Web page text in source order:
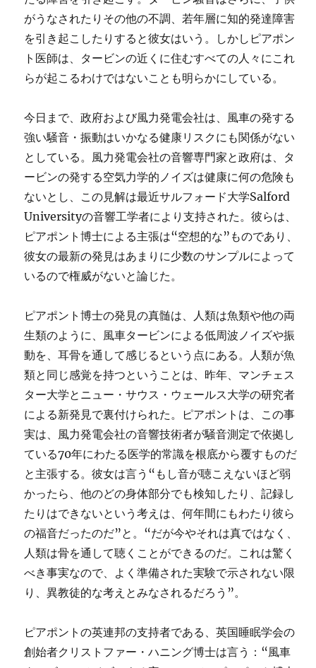
がうなされたりその他の不調、若年層に知的発達障害
を引き起こしたりすると彼女はいう。しかしピアポン
ト医師は、タービンの近くに住むすべての人々にこれ
らが起こるわけではないことも明らかにしている。
今日まで、政府および風力発電会社は、風車の発する
強い騒音・振動はいかなる健康リスクにも関係がない
としている。風力発電会社の音響専門家と政府は、タ
ービンの発する空気力学的ノイズは健康に何の危険も
ないとし、この見解は最近サルフォード大学Salford
Universityの音響工学者により支持された。彼らは、
ピアポント博士による主張は“空想的な”ものであり、
彼女の最新の発見はあまりに少数のサンプルによって
いるので権威がないと論じた。
ピアポント博士の発見の真髄は、人類は魚類や他の両
生類のように、風車タービンによる低周波ノイズや振
動を、耳骨を通して感じるという点にある。人類が魚
類と同じ感覚を持つということは、昨年、マンチェス
ター大学とニュー・サウス・ウェールス大学の研究者
による新発見で裏付けられた。ピアポントは、この事
実は、風力発電会社の音響技術者が騒音測定で依拠し
ている70年にわたる医学的常識を根底から覆すものだ
と主張する。彼女は言う“もし音が聴こえないほど弱
かったら、他のどの身体部分でも検知したり、記録し
たりはできないという考えは、何年間にもわたり彼ら
の福音だったのだ”と。“だが今やそれは真ではなく、
人類は骨を通して聴くことができるのだ。これは驚く
べき事実なので、よく準備された実験で示されない限
り、異教徒的な考えとみなされるだろう”。
ピアポントの英連邦の支持者である、英国睡眠学会の
創始者クリストファー・ハニング博士は言う：“風車